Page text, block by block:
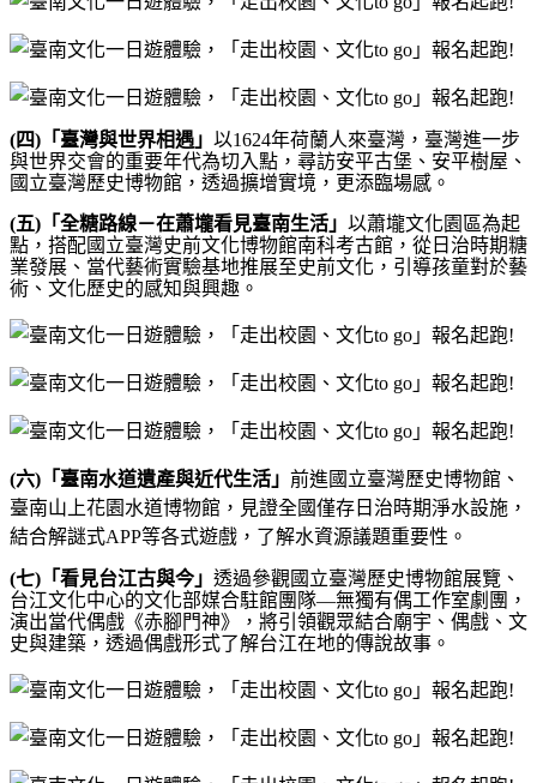
(四) 「 臺灣與世界相遇 」 以1624年荷蘭人來臺灣，臺灣進一步
與世界交會的重要年代為切入點，尋訪安平古堡、安平樹屋、
國立臺灣歷史博物館，透過擴增實境，更添臨場感。
(五) 「全糖路線－在蕭壠看見臺南生活」 以蕭壠文化園區為起
點，搭配國立臺灣史前文化博物館南科考古館，從日治時期糖
業發展、當代藝術實驗基地推展至史前文化，引導孩童對於藝
術、文化歷史的感知與興趣。
(六) 「臺南水道遺產與近代生活」 前進國立臺灣歷史博物館、
臺南山上花園水道博物館，見證全國僅存日治時期淨水設施，
結合解謎式APP等各式遊戲，了解水資源議題重要性。
(七) 「看見台江古與今」 透過參觀國立臺灣歷史博物館展覽、
台江文化中心的文化部媒合駐館團隊—無獨有偶工作室劇團，
演出當代偶戲《赤腳門神》，將引領觀眾結合廟宇、偶戲、文
史與建築，透過偶戲形式了解台江在地的傳說故事。